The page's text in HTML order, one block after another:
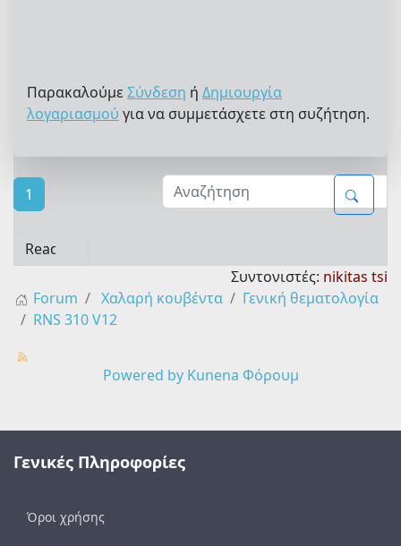
Παρακαλούμε Σύνδεση ή Δημιουργία
λογαριασμού για να συμμετάσχετε στη συζήτηση.
1
Συντονιστές: nikitas tsi
Forum
Χαλαρή κουβέντα
Γενική θεματολογία
RNS 310 V12
Powered by Kunena Φόρουμ
Γενικές Πληροφορίες
Όροι χρήσης